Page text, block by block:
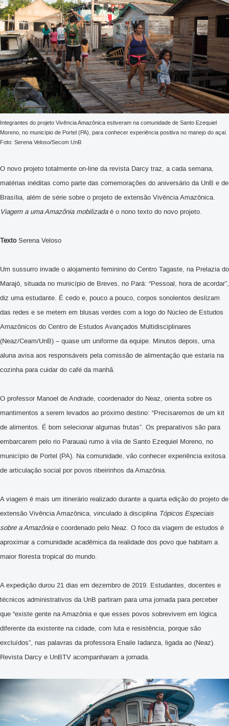
Integrantes do projeto Vivência Amazônica estiveram na comunidade de Santo Ezequiel
Moreno, no município de Portel (PA), para conhecer experiência positiva no manejo do açaí.
Foto: Serena Veloso/Secom UnB
O novo projeto totalmente on-line da revista Darcy traz, a cada semana,
matérias inéditas como parte das comemorações do aniversário da UnB e de
Brasília, além de série sobre o projeto de extensão Vivência Amazônica.
Viagem a uma Amazônia mobilizadaé o nono texto do novo projeto.
TextoSerena Veloso
Um sussurro invade o alojamento feminino do Centro Tagaste, na Prelazia do
Marajó, situada no município de Breves, no Pará: “Pessoal, hora de acordar”,
diz uma estudante. É cedo e, pouco a pouco, corpos sonolentos deslizam
das redes e se metem em blusas verdes com a logo do Núcleo de Estudos
Amazônicos do Centro de Estudos Avançados Multidisciplinares
(Neaz/Ceam/UnB) – quase um uniforme da equipe. Minutos depois, uma
aluna avisa aos responsáveis pela comissão de alimentação que estaria na
cozinha para cuidar do café da manhã.
O professor Manoel de Andrade, coordenador do Neaz, orienta sobre os
mantimentos a serem levados ao próximo destino: “Precisaremos de um kit
de alimentos. É bom selecionar algumas frutas”. Os preparativos são para
embarcarem pelo rio Parauaú rumo à vila de Santo Ezequiel Moreno, no
município de Portel (PA). Na comunidade, vão conhecer experiência exitosa
de articulação social por povos ribeirinhos da Amazônia.
A viagem é mais um itinerário realizado durante a quarta edição do projeto de
extensão Vivência Amazônica, vinculado à disciplina Tópicos Especiais
sobre a Amazôniae coordenado pelo Neaz. O foco da viagem de estudos é
aproximar a comunidade acadêmica da realidade dos povo que habitam a
maior floresta tropical do mundo.
A expedição durou 21 dias em dezembro de 2019. Estudantes, docentes e
técnicos administrativos da UnB partiram para uma jornada para perceber
que “existe gente na Amazônia e que esses povos sobrevivem em lógica
diferente da existente na cidade, com luta e resistência, porque são
excluídos”, nas palavras da professora Enaile Iadanza, ligada ao (Neaz).
Revista Darcy e UnBTV acompanharam a jornada.